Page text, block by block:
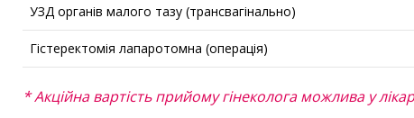
УЗД органів малого тазу (трансвагінально)
Гістеректомія лапаротомна (операція)
* Акційна вартість прийому гінеколога можлива у